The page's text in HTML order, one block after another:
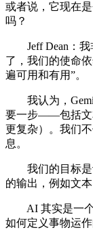
或者说，它现在
吗？
Jeff Dean：我
了，我们的使命
遍可用和有用”。
我认为，
要一步——包括文
更复杂）。我们
息。
我们的目标是
的输出，例如文
AI 其实是一个
如何定义事物运